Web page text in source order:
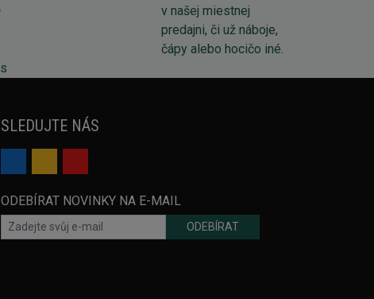
SLEDUJTE NÁS
ODEBÍRAT NOVINKY NA E-MAIL
ODEBÍRAT